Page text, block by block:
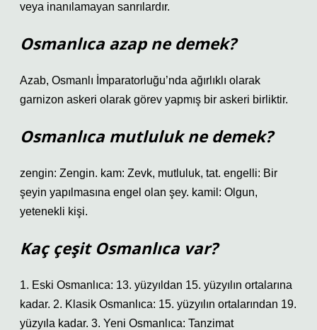
veya inanılamayan sanrılardır.
Osmanlıca azap ne demek?
Azab, Osmanlı İmparatorluğu’nda ağırlıklı olarak
garnizon askeri olarak görev yapmış bir askeri birliktir.
Osmanlıca mutluluk ne demek?
zengin: Zengin. kam: Zevk, mutluluk, tat. engelli: Bir
şeyin yapılmasına engel olan şey. kamil: Olgun,
yetenekli kişi.
Kaç çeşit Osmanlıca var?
1. Eski Osmanlıca: 13. yüzyıldan 15. yüzyılın ortalarına
kadar. 2. Klasik Osmanlıca: 15. yüzyılın ortalarından 19.
yüzyıla kadar. 3. Yeni Osmanlıca: Tanzimat